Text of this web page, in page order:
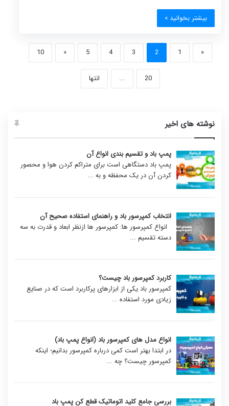
بیشتر بخوانید »
«
1
2
3
4
5
»
10
20
... انتها
نوشته های اخیر
پمپ باد و تقسیم بندی انواع آن
پمپ باد دستگاهی است برای متراکم کردن هوا و محصور
کردن آن در یک محفظه و به ...
انتخاب کمپرسور باد و راهنمای استفاده صحیح آن
انواع کمپرسور ها: کمپرسور ها ازنظر ابعاد و قدرت به سه
دسته تقسیم ...
کاربرد کمپرسور باد چیست؟
کمپرسور باد یکی از ابزارهای پرکاربرد است که در صنایع
زیادی مورد استفاده ...
انواع مدل های کمپرسور باد (انواع پمپ باد)
در ابتدا بهتر است کمی درباره کمپرسور بدانیم؛ اینکه
کمپرسور چیست؟ چه ...
بررسی جامع کلید اتوماتیک قطع کن پمپ باد